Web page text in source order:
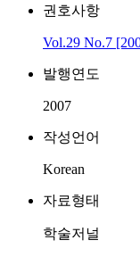
권호사항
Vol.29 No.7
발행연도
2007
작성언어
Korean
자료형태
학술저널